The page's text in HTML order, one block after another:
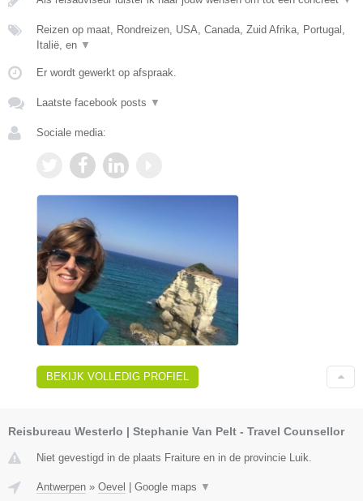
Reizen op maat, Rondreizen, USA, Canada, Zuid Afrika, Portugal,
Italië, en ▼
Er wordt gewerkt op afspraak.
Laatste facebook posts ▼
Sociale media:
BEKIJK VOLLEDIG PROFIEL
Reisbureau Westerlo | Stephanie Van Pelt - Travel Counsellor
Niet gevestigd in de plaats Fraiture en in de provincie Luik.
Antwerpen » Oevel Google maps ▼